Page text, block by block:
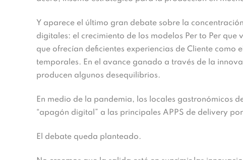
Y aparece el último gran debate sobre la
digitales: el crecimiento de los modelos Per to Per
que ofrecían deficientes experiencias de Cliente
temporales. En el avance ganado a través de la
producen algunos desequilibrios.
En medio de la pandemia, los locales gastronómicos
“apagón digital” a las principales APPS de delivery
El debate queda planteado.